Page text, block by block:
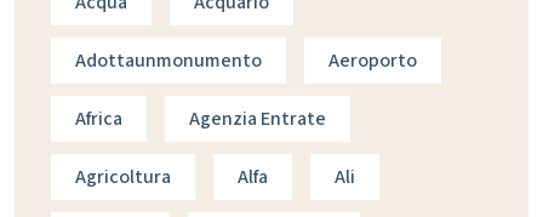
Adottaunmonumento Aeroporto
Africa Agenzia Entrate
Agricoltura Alfa Ali